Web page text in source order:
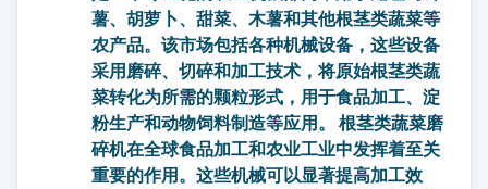
薯、胡萝卜、甜菜、木薯和其他根茎类蔬菜等
农产品。该市场包括各种机械设备，这些设备
采用磨碎、切碎和加工技术，将原始根茎类蔬
菜转化为所需的颗粒形式，用于食品加工、淀
粉生产和动物饲料制造等应用。 根茎类蔬菜磨
碎机在全球食品加工和农业工业中发挥着至关
重要的作用。这些机械可以显著提高加工效